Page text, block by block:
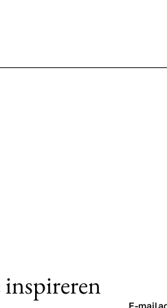
inspireren
E-